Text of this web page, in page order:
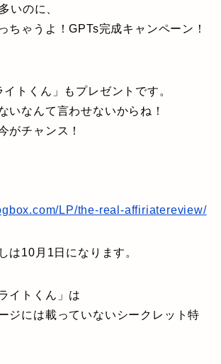
いのに、
ちゃうよ！GPTs完成キャンペーン！
トくん」もプレゼントです。
いなんて言わせないからね！
がチャンス！
LP/the-real-affiriatereview/
は10月1日になります。
イトくん」は
ジには載っていないシークレット特